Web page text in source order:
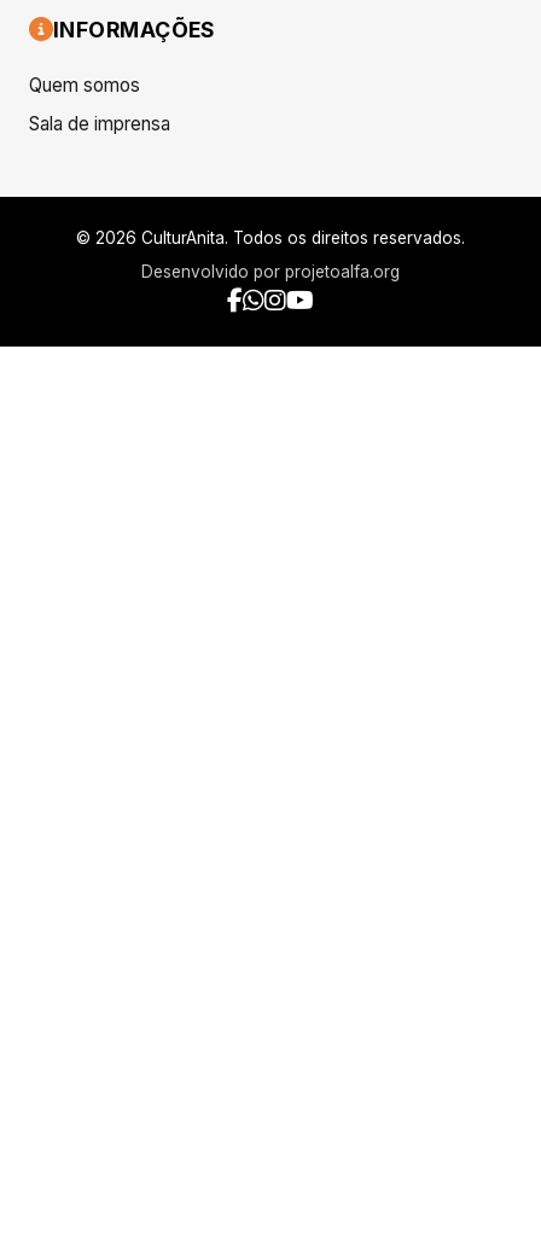
INFORMAÇÕES
Quem somos
Sala de imprensa
© 2026 CulturAnita. Todos os direitos reservados.
Desenvolvido por projetoalfa.org